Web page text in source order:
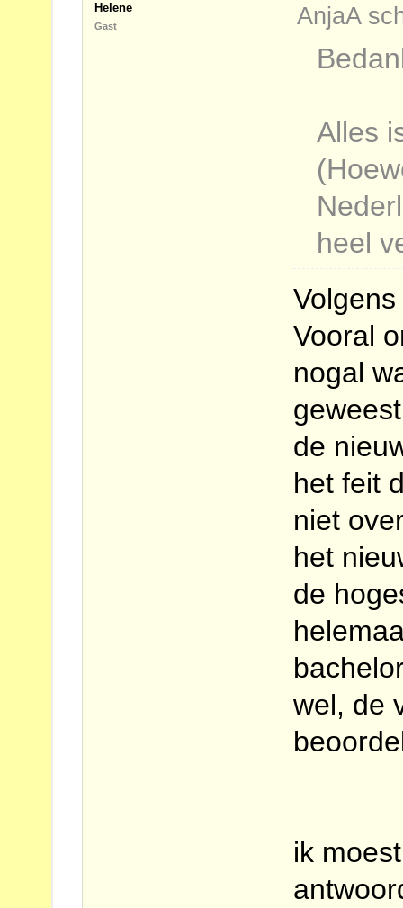
Helene
Gast AnjaA
Alles
heel
Vooral
nogal
de
het feit
niet
het
de
wel, de
ik